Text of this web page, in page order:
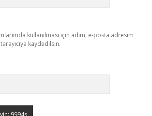
kullanılması için adım, e-posta adresim
kaydedilsin.